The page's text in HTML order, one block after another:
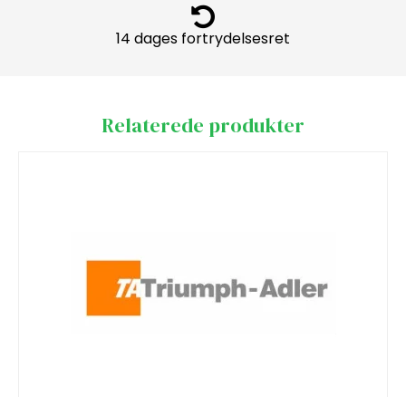
14 dages fortrydelsesret
Relaterede produkter